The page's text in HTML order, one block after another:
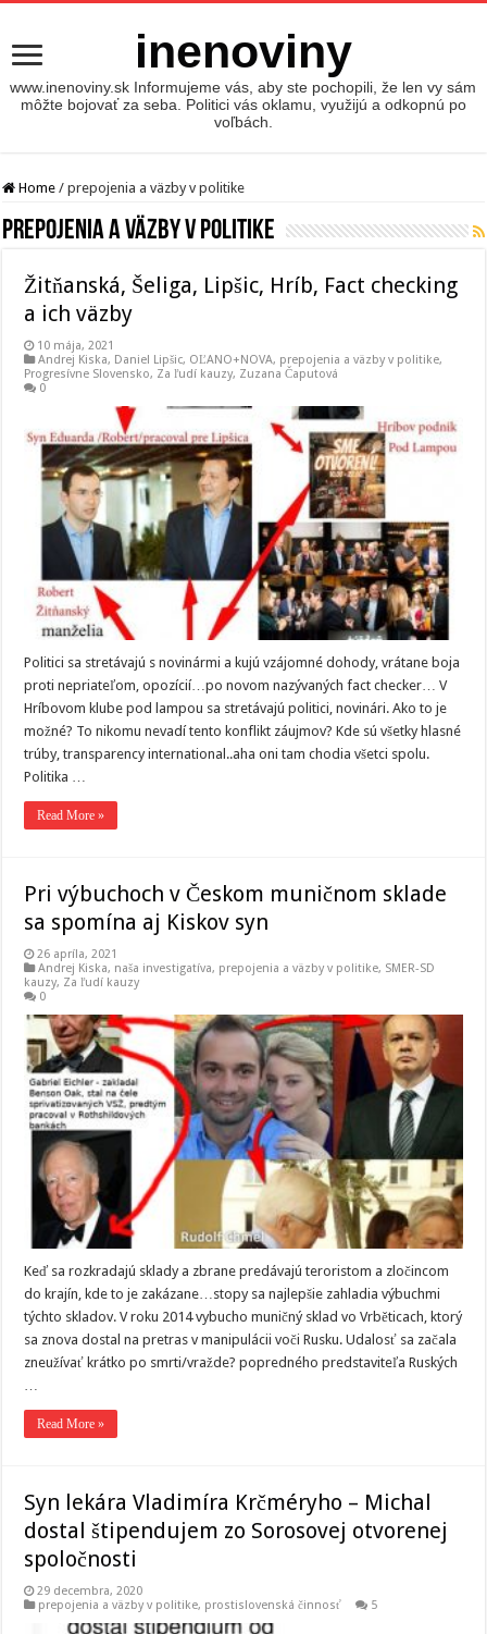
inenoviny
www.inenoviny.sk Informujeme vás, aby ste pochopili, že len vy sám
môžte bojovať za seba. Politici vás oklamu, využijú a odkopnú po
voľbách.
Home / prepojenia a väzby v politike
prepojenia a väzby v politike
Žitňanská, Šeliga, Lipšic, Hríb, Fact checking
a ich väzby
10 mája, 2021
Andrej Kiska, Daniel Lipšic, OĽANO+NOVA, prepojenia a väzby v politike,
Progresívne Slovensko, Za ľudí kauzy, Zuzana Čaputová
0
Politici sa stretávajú s novinármi a kujú vzájomné dohody, vrátane boja
proti nepriateľom, opozícií…po novom nazývaných fact checker… V
Hríbovom klube pod lampou sa stretávajú politici, novinári. Ako to je
možné? To nikomu nevadí tento konflikt záujmov? Kde sú všetky hlasné
trúby, transparency international..aha oni tam chodia všetci spolu.
Politika …
Read More »
Pri výbuchoch v Českom muničnom sklade
sa spomína aj Kiskov syn
26 apríla, 2021
Andrej Kiska, naša investigatíva, prepojenia a väzby v politike, SMER-SD
kauzy, Za ľudí kauzy
0
Keď sa rozkradajú sklady a zbrane predávajú teroristom a zločincom
do krajín, kde to je zakázane…stopy sa najlepšie zahladia výbuchmi
týchto skladov. V roku 2014 vybucho muničný sklad vo Vrběticach, ktorý
sa znova dostal na pretras v manipulácii voči Rusku. Udalosť sa začala
zneužívať krátko po smrti/vražde? popredného predstaviteľa Ruských
Read More »
Syn lekára Vladimíra Krčméryho – Michal
dostal štipendujem zo Sorosovej otvorenej
spoločnosti
29 decembra, 2020
prepojenia a väzby v politike, prostislovenská činnosť 5